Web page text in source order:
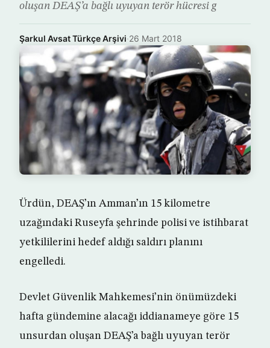
oluşan DEAŞ’a bağlı uyuyan terör hücresi g
Şarkul Avsat Türkçe Arşivi·26 Mart 2018
Ürdün, DEAŞ’ın Amman’ın 15 kilometre
uzağındaki Ruseyfa şehrinde polisi ve istihbarat
yetkililerini hedef aldığı saldırı planını
engelledi.
Devlet Güvenlik Mahkemesi’nin önümüzdeki
hafta gündemine alacağı iddianameye göre 15
unsurdan oluşan DEAŞ’a bağlı uyuyan terör